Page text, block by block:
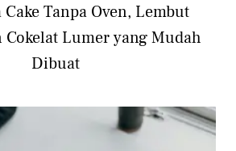
Cake Tanpa Oven, Lembut
Cokelat Lumer yang Mudah
Dibuat